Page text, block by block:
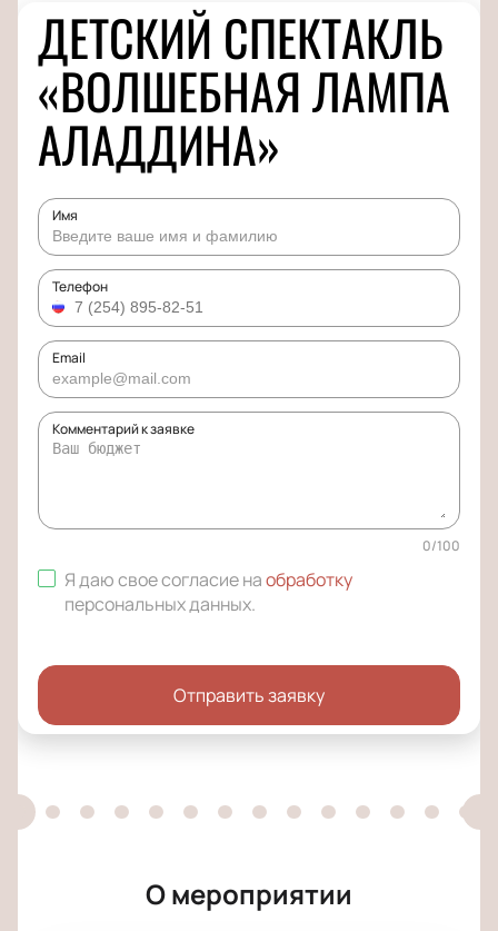
ДЕТСКИЙ СПЕКТАКЛЬ
«ВОЛШЕБНАЯ ЛАМПА
АЛАДДИНА»
Имя
Телефон
Email
Комментарий к заявке
0/100
Я даю свое согласие наобработку
персональных данных.
Отправить заявку
О мероприятии